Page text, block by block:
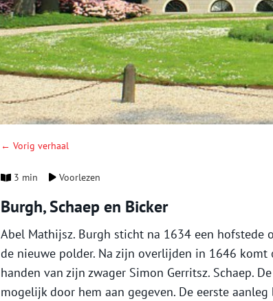
← Vorig verhaal
3 min Voorlezen
Burgh, Schaep en Bicker
Abel Mathijsz. Burgh sticht na 1634 een hofstede
de nieuwe polder. Na zijn overlijden in 1646 komt
handen van zijn zwager Simon Gerritsz. Schaep.
mogelijk door hem aan gegeven. De eerste